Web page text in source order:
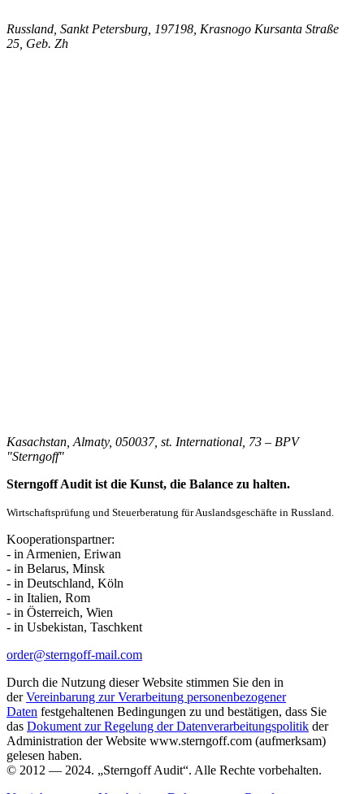
Russland, Sankt Petersburg, 197198, Krasnogo Kursanta Straße
25, Geb. Zh
Kasachstan, Almaty, 050037, st. International, 73 – BPV
"Sterngoff"
Sterngoff Audit ist die Kunst, die Balance zu halten.
Wirtschaftsprüfung und Steuerberatung für Auslandsgeschäfte in Russland.
Kooperationspartner:
- in Armenien, Eriwan
- in Belarus, Minsk
- in Deutschland, Köln
- in Italien, Rom
- in Österreich, Wien
- in Usbekistan, Taschkent
order@sterngoff-mail.com
Durch die Nutzung dieser Website stimmen Sie den in
derVereinbarung zur Verarbeitung personenbezogener
Daten festgehaltenen Bedingungen zu und bestätigen, dass Sie
das Dokument zur Regelung der Datenverarbeitungspolitik der
Administration der Website www.sterngoff.com (aufmerksam)
gelesen haben.
© 2012 — 2024. „Sterngoff Audit“. Alle Rechte vorbehalten.